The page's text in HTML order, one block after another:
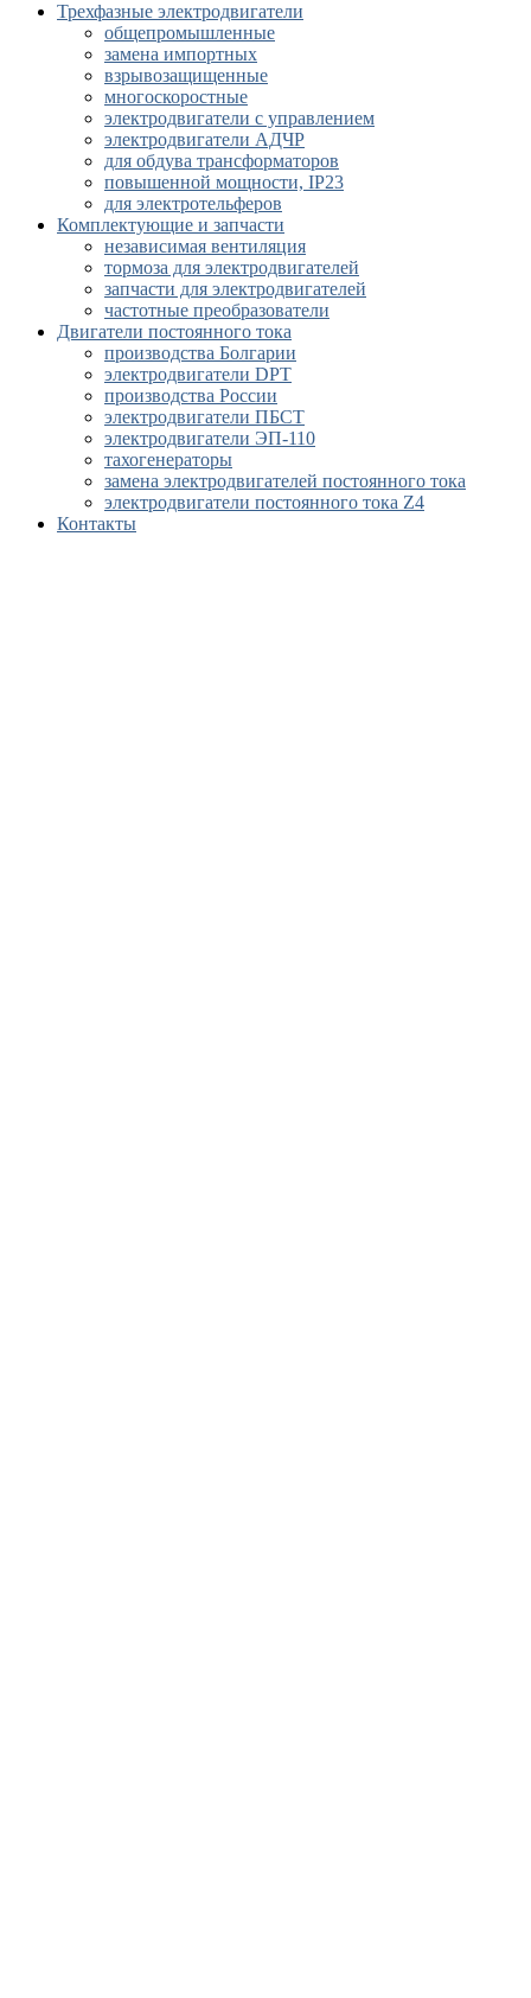
Трехфазные электродвигатели
общепромышленные
замена импортных
взрывозащищенные
многоскоростные
электродвигатели с управлением
электродвигатели АДЧР
для обдува трансформаторов
повышенной мощности, IP23
для электротельферов
Комплектующие и запчасти
независимая вентиляция
тормоза для электродвигателей
запчасти для электродвигателей
частотные преобразователи
Двигатели постоянного тока
производства Болгарии
электродвигатели DPT
производства России
электродвигатели ПБСТ
электродвигатели ЭП-110
тахогенераторы
замена электродвигателей постоянного тока
электродвигатели постоянного тока Z4
Контакты